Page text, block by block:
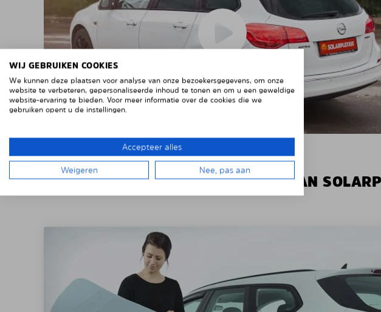
DE INSTALLATIE VAN
WIJ GEBRUIKEN COOKIES
We kunnen deze plaatsen voor analyse van onze bezoekersgegevens, om onze
website te verbeteren, gepersonaliseerde inhoud te tonen en om u een geweldige
website-ervaring te bieden. Voor meer informatie over de cookies die we
gebruiken opent u de instellingen.
Accepteer alles
Weigeren Nee, pas aan